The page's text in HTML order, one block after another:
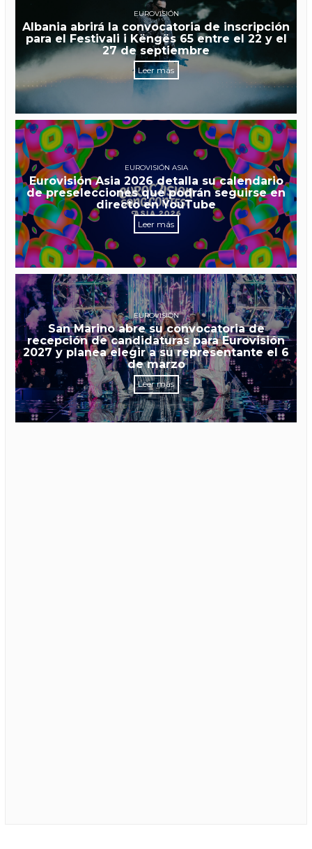
EUROVISIÓN
Albania abrirá la convocatoria de inscripción
para el Festivali i Këngës 65 entre el 22 y el
27 de septiembre
Leer más
EUROVISIÓN ASIA
Eurovisión Asia 2026 detalla su calendario
de preselecciones que podrán seguirse en
directo en YouTube
Leer más
EUROVISIÓN
San Marino abre su convocatoria de
recepción de candidaturas para Eurovisión
2027 y planea elegir a su representante el 6
de marzo
Leer más